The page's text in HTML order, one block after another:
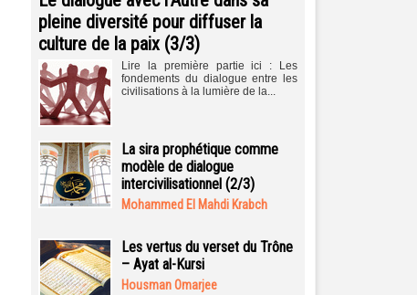
pleine diversité pour diffuser la
culture de la paix (3/3)
Lire la première partie ici : Les
fondements du dialogue entre les
civilisations à la lumière de la...
La sira prophétique comme
modèle de dialogue
intercivilisationnel (2/3)
Mohammed El Mahdi Krabch
Les vertus du verset du Trône
– Ayat al-Kursi
Housman Omarjee